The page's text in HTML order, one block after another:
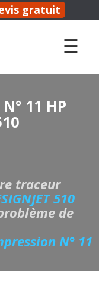
gratuit
☰
11 HP
traceur
510
de
N° 11